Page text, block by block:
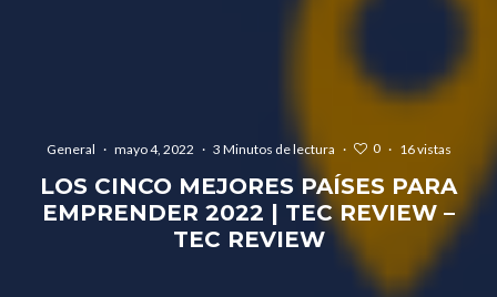
General · mayo 4, 2022 · 3 Minutos de lectura · 0 · 16 vistas
LOS CINCO MEJORES PAÍSES PARA
EMPRENDER 2022 | TEC REVIEW –
TEC REVIEW